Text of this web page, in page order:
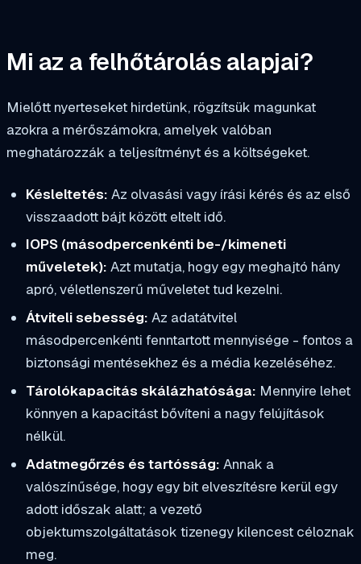
Mi az a felhőtárolás alapjai?
Mielőtt nyerteseket hirdetünk, rögzítsük magunkat
azokra a mérőszámokra, amelyek valóban
meghatározzák a teljesítményt és a költségeket.
Késleltetés: Az olvasási vagy írási kérés és az első
visszaadott bájt között eltelt idő.
IOPS (másodpercenkénti be-/kimeneti
műveletek): Azt mutatja, hogy egy meghajtó hány
apró, véletlenszerű műveletet tud kezelni.
Átviteli sebesség: Az adatátvitel
másodpercenkénti fenntartott mennyisége - fontos a
biztonsági mentésekhez és a média kezeléséhez.
Tárolókapacitás skálázhatósága: Mennyire lehet
könnyen a kapacitást bővíteni a nagy felújítások
nélkül.
Adatmegőrzés és tartósság: Annak a
valószínűsége, hogy egy bit elveszítésre kerül egy
adott időszak alatt; a vezető
objektumszolgáltatások tizenegy kilencest céloznak
meg.